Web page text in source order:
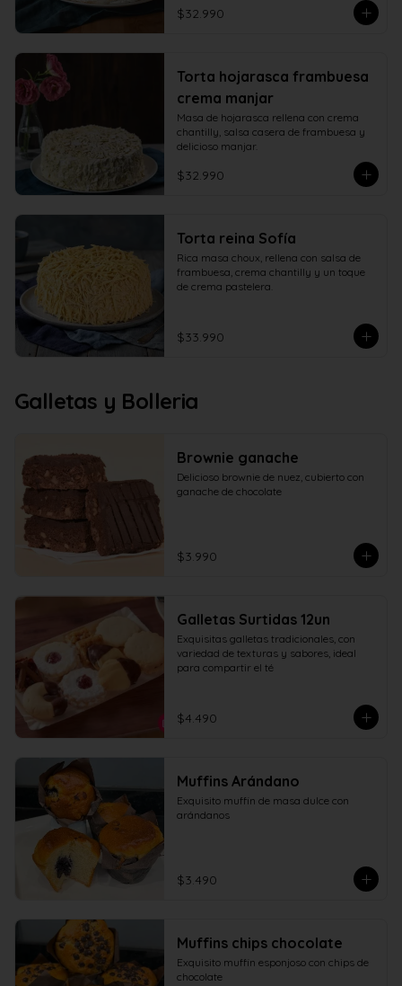
$32.990
Torta hojarasca frambuesa
crema manjar
Masa de hojarasca rellena con crema
chantilly, salsa casera de frambuesa y
delicioso manjar.
$32.990
Torta reina Sofía
Rica masa choux, rellena con salsa de
frambuesa, crema chantilly y un toque
de crema pastelera.
$33.990
Galletas y Bolleria
Brownie ganache
Delicioso brownie de nuez, cubierto con
ganache de chocolate
$3.990
Galletas Surtidas 12un
Exquisitas galletas tradicionales, con
variedad de texturas y sabores, ideal
para compartir el té
$4.490
Muffins Arándano
Exquisito muffin de masa dulce con
arándanos
$3.490
Muffins chips chocolate
Exquisito muffin esponjoso con chips de
chocolate